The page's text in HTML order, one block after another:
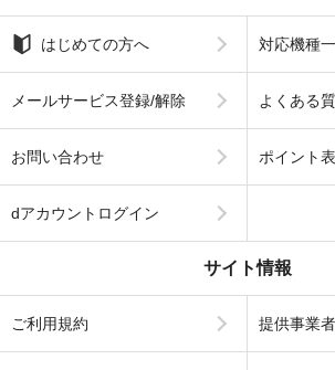
はじめての方へ 対応機種
メールサービス登録/解除 よくある
お問い合わせ ポイント
dアカウントログイン
サイト情報
ご利用規約 提供事業